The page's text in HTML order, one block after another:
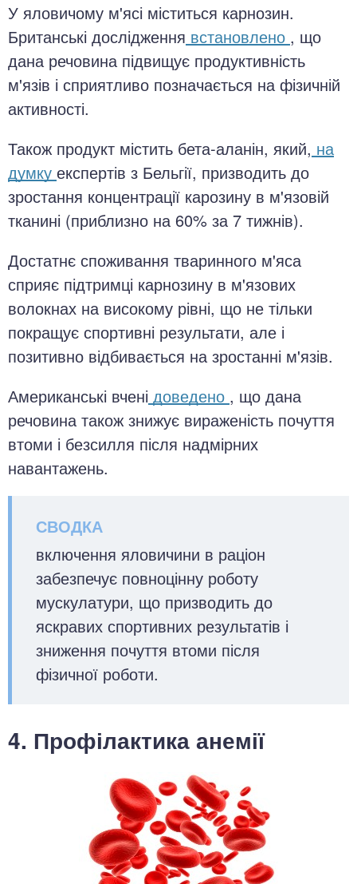
У яловичому м'ясі міститься карнозин.
Британські дослідження встановлено , що
дана речовина підвищує продуктивність
м'язів і сприятливо позначається на фізичній
активності.
Також продукт містить бета-аланін, який, на
думку експертів з Бельгії, призводить до
зростання концентрації карозину в м'язовій
тканині (приблизно на 60% за 7 тижнів).
Достатнє споживання тваринного м'яса
сприяє підтримці карнозину в м'язових
волокнах на високому рівні, що не тільки
покращує спортивні результати, але і
позитивно відбивається на зростанні м'язів.
Американські вчені доведено , що дана
речовина також знижує вираженість почуття
втоми і безсилля після надмірних
навантажень.
включення яловичини в раціон
забезпечує повноцінну роботу
мускулатури, що призводить до
яскравих спортивних результатів і
зниження почуття втоми після
фізичної роботи.
4. Профілактика анемії